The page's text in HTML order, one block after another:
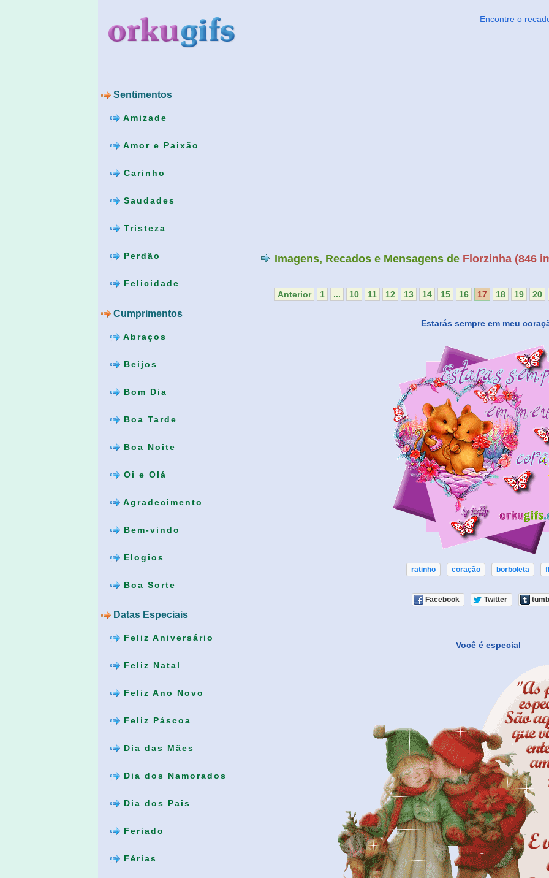
Sentimentos
Amizade
Amor e Paixão
Carinho
Saudades
Tristeza
Perdão
Felicidade
Cumprimentos
Abraços
Beijos
Bom Dia
Boa Tarde
Boa Noite
Oi e Olá
Agradecimento
Bem-vindo
Elogios
Boa Sorte
Datas Especiais
Feliz Aniversário
Feliz Natal
Feliz Ano Novo
Feliz Páscoa
Dia das Mães
Dia dos Namorados
Dia dos Pais
Feriado
Férias
Encontre o
Imagens, Recados e Mensagens de Florzinha (846
Anterior 1 ... 10 11 12 13 14 15 16 17 18 19 20
Estarás sempre em meu
ratinho coração borboleta
Facebook Twitter
Você é especial